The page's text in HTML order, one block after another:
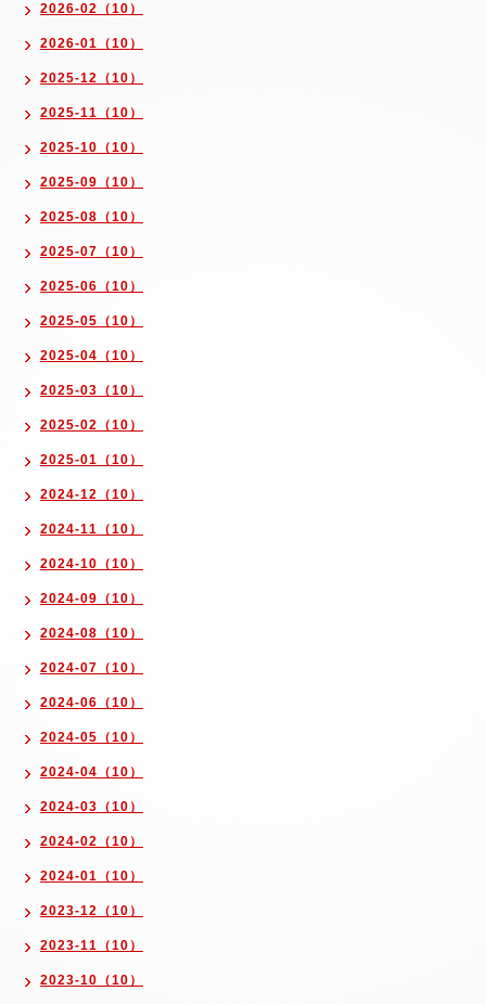
2026-02（10）
2026-01（10）
2025-12（10）
2025-11（10）
2025-10（10）
2025-09（10）
2025-08（10）
2025-07（10）
2025-06（10）
2025-05（10）
2025-04（10）
2025-03（10）
2025-02（10）
2025-01（10）
2024-12（10）
2024-11（10）
2024-10（10）
2024-09（10）
2024-08（10）
2024-07（10）
2024-06（10）
2024-05（10）
2024-04（10）
2024-03（10）
2024-02（10）
2024-01（10）
2023-12（10）
2023-11（10）
2023-10（10）